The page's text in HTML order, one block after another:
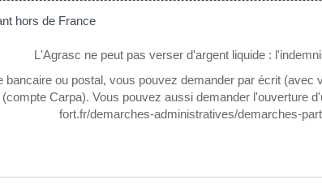
hors de France
L'Agrasc ne peut pas verser d'argent liquide :
ou postal, vous pouvez demander par écrit
Carpa). Vous pouvez aussi demander l'ouverture
fort.fr/demarches-administratives/demarches-